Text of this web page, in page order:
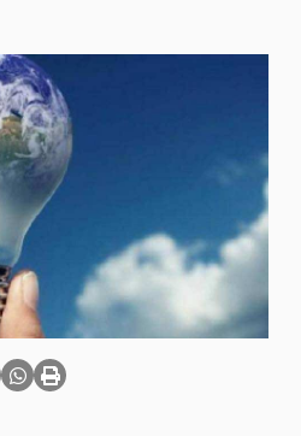
Внутренняя политикаНаука